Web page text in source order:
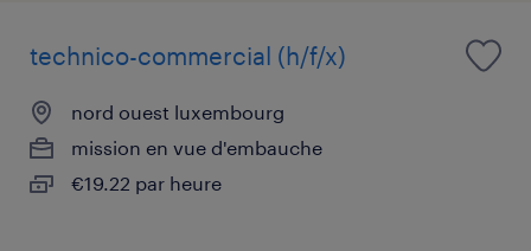
technico-commercial (h/f/x)
nord ouest luxembourg
mission en vue d'embauche
€19.22 par heure